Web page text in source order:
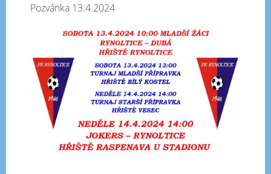
Pozvánka 13.4.2024